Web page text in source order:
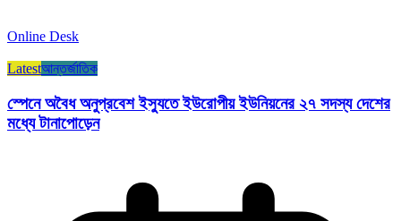
Online Desk
Latestআন্তর্জাতিক
স্পেনে অবৈধ অনুপ্রবেশ ইস্যুতে ইউরোপীয় ইউনিয়নের ২৭ সদস্য দেশের
মধ্যে টানাপোড়েন